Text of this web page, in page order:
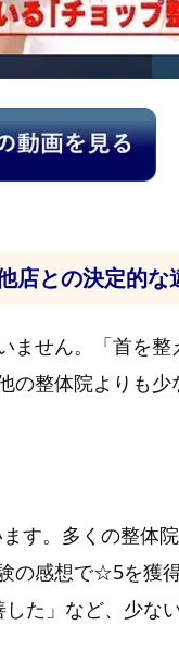
店との決定的な
ません。「首を
の整体院よりも
す。多くの整体
の感想で☆5を獲
た」など、少な